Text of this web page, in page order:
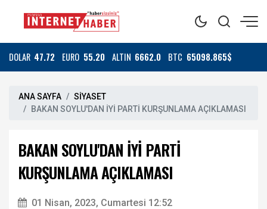
DOLAR 47.72 EURO 55.20 ALTIN 6662.0 BTC 65098.865$
ANA SAYFA
SİYASET
BAKAN SOYLU'DAN İYİ PARTİ KURŞUNLAMA AÇIKLAMASI
BAKAN SOYLU'DAN İYİ PARTİ
KURŞUNLAMA AÇIKLAMASI
01 Nisan, 2023, Cumartesi 12:52